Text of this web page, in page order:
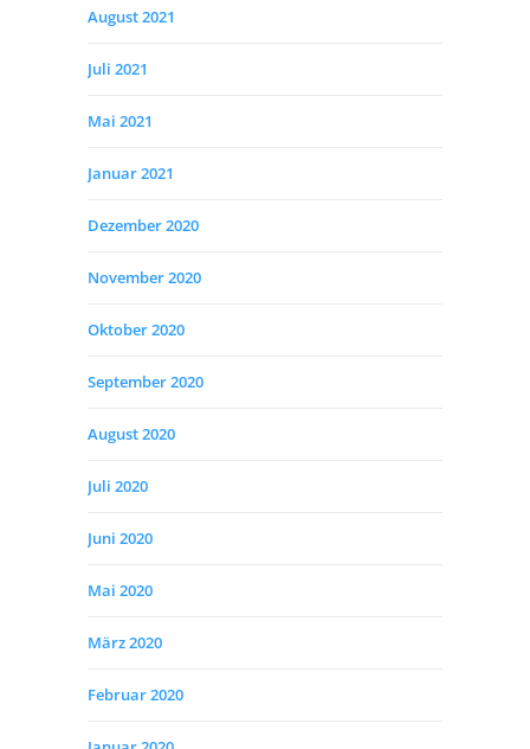
August 2021
Juli 2021
Mai 2021
Januar 2021
Dezember 2020
November 2020
Oktober 2020
September 2020
August 2020
Juli 2020
Juni 2020
Mai 2020
März 2020
Februar 2020